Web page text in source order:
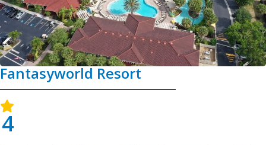
Fantasyworld Resort
4